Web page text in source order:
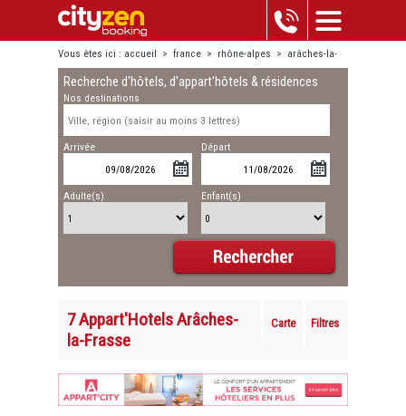
Vous êtes ici : accueil > france > rhône-alpes > arâches-la-
frasse
Recherche d'hôtels, d'appart'hôtels & résidences
Nos destinations
Arrivée Départ
Adulte(s) Enfant(s)
7 Appart'Hotels Arâches-
la-Frasse
Carte Filtres